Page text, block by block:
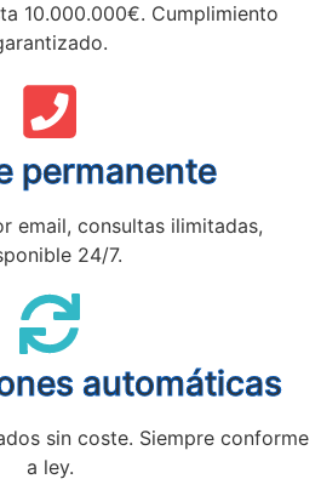
10.000.000€. Cumplimiento
permanente
email, consultas ilimitadas,
24/7.
automáticas
sin coste. Siempre conforme
a ley.